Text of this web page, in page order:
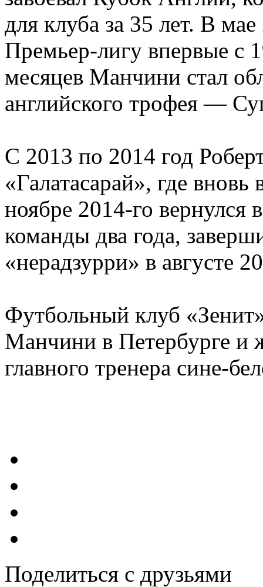
для клуба за 35 лет. В
Премьер-лигу впервые с
месяцев Манчини стал
английского трофея —
С 2013 по 2014 год
«Галатасарай», где
ноябре 2014-го вернулся
команды два года,
«нерадзурри» в августе
Футбольный клуб
Манчини в Петербурге и
главного тренера сине-
Поделиться с друзьями